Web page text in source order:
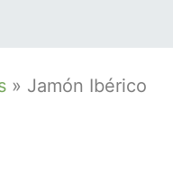
» Jamón Ibérico